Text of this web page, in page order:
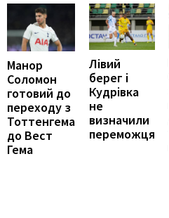
Манор
Соломон
готовий до
переходу з
Тоттенгема
до Вест
Гема
Лівий
берег і
Кудрівка
не
визначили
переможця